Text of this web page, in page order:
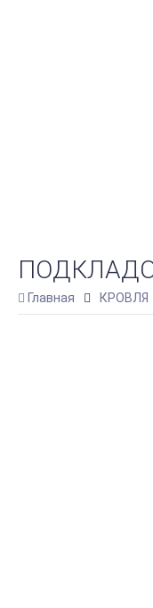
Главная КРОВЛЯ